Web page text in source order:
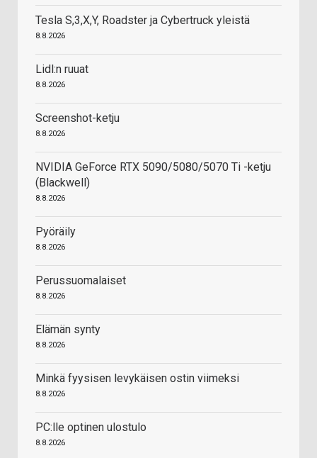
Tesla S,3,X,Y, Roadster ja Cybertruck yleistä
8.8.2026
Lidl:n ruuat
8.8.2026
Screenshot-ketju
8.8.2026
NVIDIA GeForce RTX 5090/5080/5070 Ti -ketju
(Blackwell)
8.8.2026
Pyöräily
8.8.2026
Perussuomalaiset
8.8.2026
Elämän synty
8.8.2026
Minkä fyysisen levykäisen ostin viimeksi
8.8.2026
PC:lle optinen ulostulo
8.8.2026